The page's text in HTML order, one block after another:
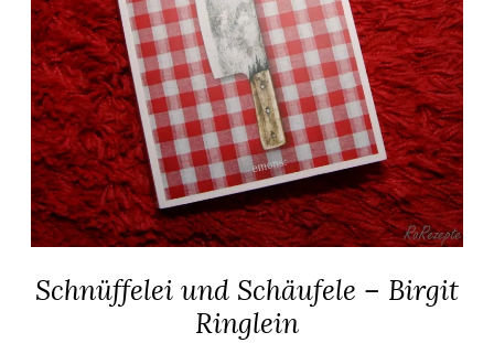
ALLGEMEIN
Schnüffelei und Schäufele – Birgit
Ringlein